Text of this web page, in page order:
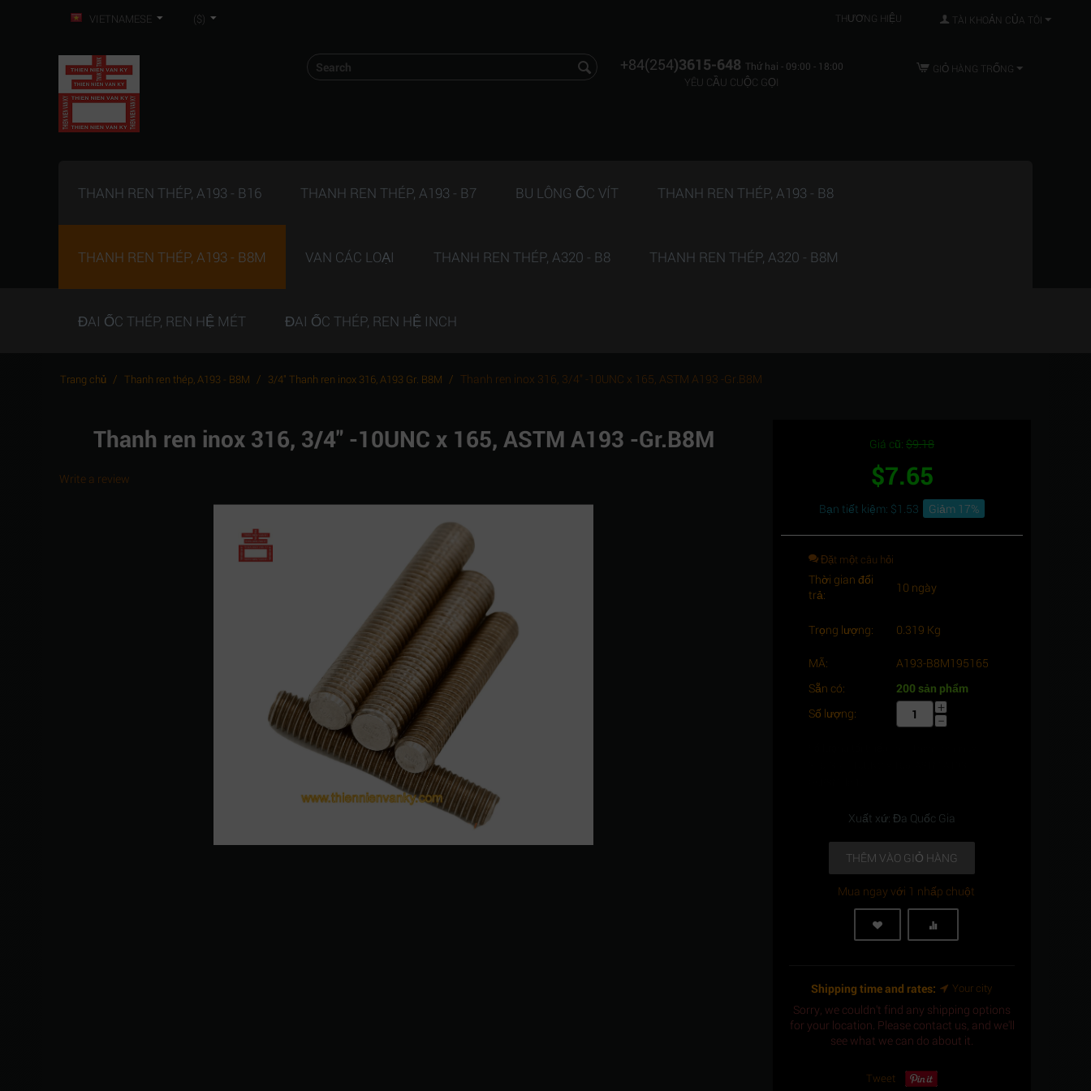
VIETNAMESE ($) THƯƠNG HIỆU TÀI KHOẢN CỦA TÔI
+84(254)3615-648 Thứ hai - 09:00 - 18:00
YÊU CẦU CUỘC GỌI
GIỎ HÀNG TRỐNG
THANH REN THÉP, A193 - B16 THANH REN THÉP, A193 - B7 BU LÔNG ỐC VÍT THANH REN THÉP, A193 - B8
THANH REN THÉP, A193 - B8M VAN CÁC LOẠI THANH REN THÉP, A320 - B8 THANH REN THÉP, A320 - B8M
ĐAI ỐC THÉP, REN HỆ MÉT ĐAI ỐC THÉP, REN HỆ INCH
Trang chủ / Thanh ren thép, A193 - B8M / 3/4" Thanh ren inox 316, A193 Gr. B8M / Thanh ren inox 316, 3/4" -10UNC x 165, ASTM A193 -Gr.B8M
Thanh ren inox 316, 3/4" -10UNC x 165, ASTM A193 -Gr.B8M
Write a review
Giá cũ: $9.18
$7.65
Bạn tiết kiệm: $1.53 Giảm 17%
Đặt một câu hỏi
Thời gian đổi
trả:
10 ngày
Trọng lượng: 0.319 Kg
MÃ:
A193-B8M195165
Sẵn có:
200 sản phẩm
Số lượng:
+
−
Xuất xứ: Đa Quốc Gia
THÊM VÀO GIỎ HÀNG
Mua ngay với 1 nhấp chuột
Shipping time and rates: Your city
Sorry, we couldn't find any shipping options
for your location. Please contact us, and we'll
see what we can do about it.
Tweet